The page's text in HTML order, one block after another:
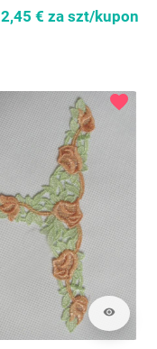
2,45 € za szt/kupon
visibility
favorite